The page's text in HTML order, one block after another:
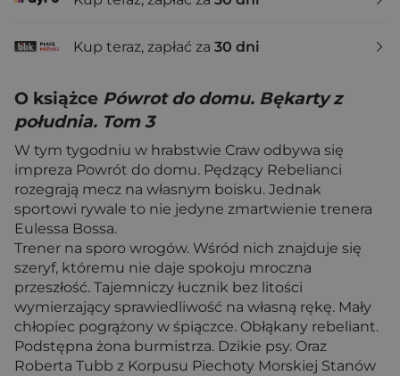
Kup teraz, zapłać za 30 dni
O książce Pówrot do domu. Bękarty z
południa. Tom 3
W tym tygodniu w hrabstwie Craw odbywa się
impreza Powrót do domu. Pędzący Rebelianci
rozegrają mecz na własnym boisku. Jednak
sportowi rywale to nie jedyne zmartwienie trenera
Eulessa Bossa.
Trener na sporo wrogów. Wśród nich znajduje się
szeryf, któremu nie daje spokoju mroczna
przeszłość. Tajemniczy łucznik bez litości
wymierzający sprawiedliwość na własną rękę. Mały
chłopiec pogrążony w śpiączce. Obłąkany rebeliant.
Podstępna żona burmistrza. Dzikie psy. Oraz
Roberta Tubb z Korpusu Piechoty Morskiej Stanów